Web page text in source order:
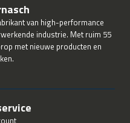
van high-performance
industrie. Met ruim 55
met nieuwe producten en